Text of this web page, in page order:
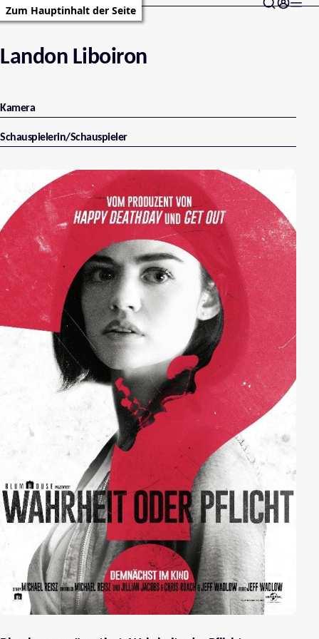
Zum Hauptinhalt der Seite
Landon Liboiron
Kamera
Schauspielerin/Schauspieler